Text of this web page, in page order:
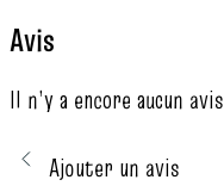
Avis
Il n’y a encore aucun avis
Ajouter un avis